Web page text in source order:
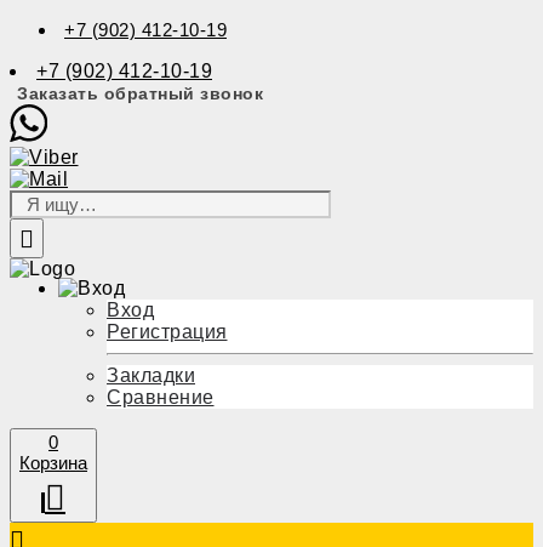
+7 (902) 412-10-19
+7 (902) 412-10-19
Заказать обратный звонок
Вход
Регистрация
Закладки
Сравнение
0
Корзина